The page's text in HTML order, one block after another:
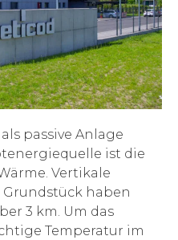
passive Anlage
ist die
Vertikale
haben
3 km. Um das
Temperatur im